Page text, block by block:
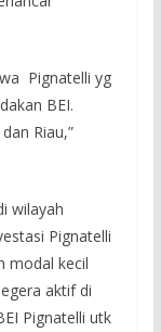
Pignatelli yg
BEI.
Riau,”
wilayah
Pignatelli
modal kecil
aktif di
Pignatelli utk